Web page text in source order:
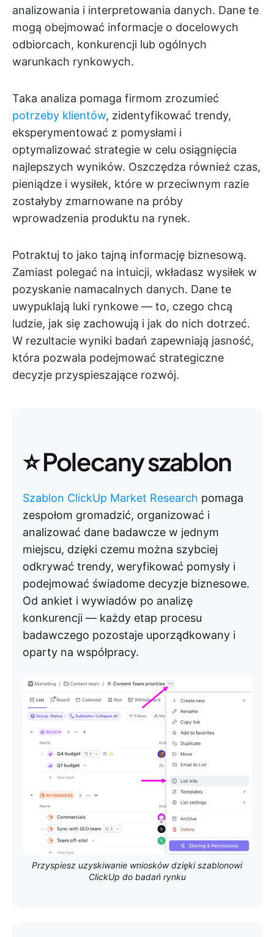
analizowania i interpretowania danych. Dane te
mogą obejmować informacje o docelowych
odbiorcach, konkurencji lub ogólnych
warunkach rynkowych.
Taka analiza pomaga firmom zrozumieć
potrzeby klientów, zidentyfikować trendy,
eksperymentować z pomysłami i
optymalizować strategie w celu osiągnięcia
najlepszych wyników. Oszczędza również czas,
pieniądze i wysiłek, które w przeciwnym razie
zostałyby zmarnowane na próby
wprowadzenia produktu na rynek.
Potraktuj to jako tajną informację biznesową.
Zamiast polegać na intuicji, wkładasz wysiłek w
pozyskanie namacalnych danych. Dane te
uwypuklają luki rynkowe — to, czego chcą
ludzie, jak się zachowują i jak do nich dotrzeć.
W rezultacie wyniki badań zapewniają jasność,
która pozwala podejmować strategiczne
decyzje przyspieszające rozwój.
⭐️ Polecany szablon
Szablon ClickUp Market Research pomaga
zespołom gromadzić, organizować i
analizować dane badawcze w jednym
miejscu, dzięki czemu można szybciej
odkrywać trendy, weryfikować pomysły i
podejmować świadome decyzje biznesowe.
Od ankiet i wywiadów po analizę
konkurencji — każdy etap procesu
badawczego pozostaje uporządkowany i
oparty na współpracy.
Przyspiesz uzyskiwanie wniosków dzięki szablonowi
ClickUp do badań rynku